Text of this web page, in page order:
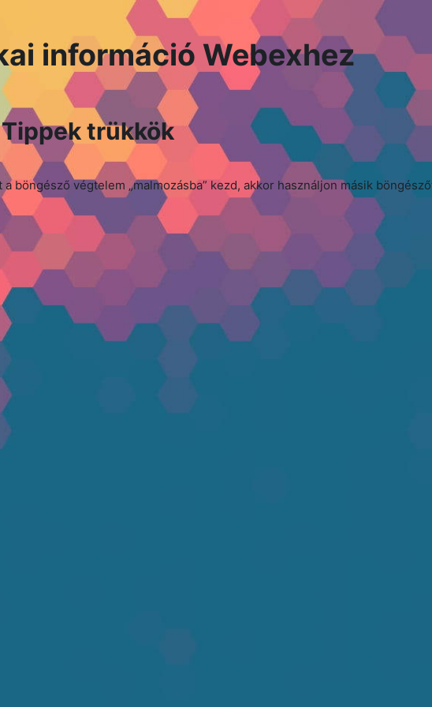
információ Webexhez
Tippek trükkök
végtelem „malmozásba” kezd, akkor használjon másik